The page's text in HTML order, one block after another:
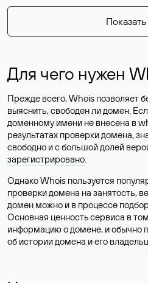
Для чего нужен
Прежде всего, Whois позволяет
выяснить, свободен ли домен.
доменному имени не внесена в
результатах проверки домена,
свободно и с большой долей
зарегистрировано.
Однако Whois пользуется
проверки домена на занятость,
домен можно и в процессе
Основная ценность сервиса в
информацию о домене, и обычно
об истории домена и его